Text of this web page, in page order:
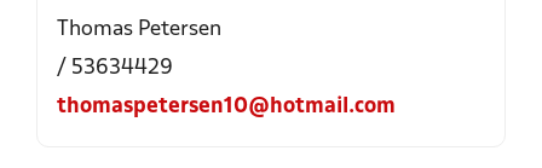
Thomas Petersen
/ 53634429
thomaspetersen10@hotmail.com